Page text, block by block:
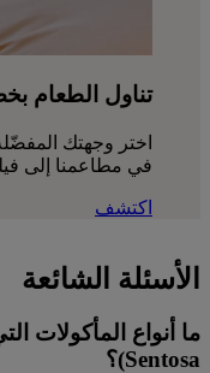
تناول الطعام
اختر وجهتك
في مطاعمنا إلى
اكتشف
الأسئلة الشائعة
Sentosa)؟